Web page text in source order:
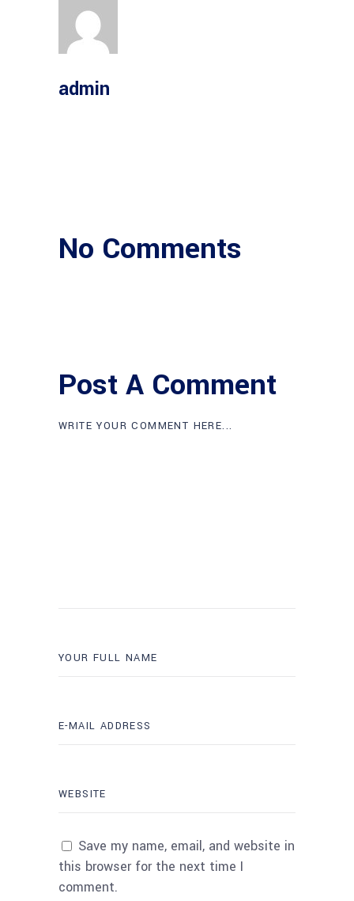
admin
No Comments
Post A Comment
Save my name, email, and website in
this browser for the next time I
comment.